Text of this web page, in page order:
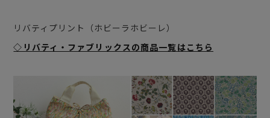
リバティプリント（ホビーラホビーレ）
◇リバティ・ファブリックスの商品一覧はこちら